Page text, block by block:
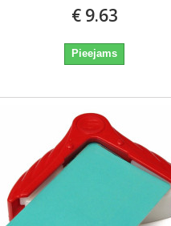
€ 9.63
Pieejams